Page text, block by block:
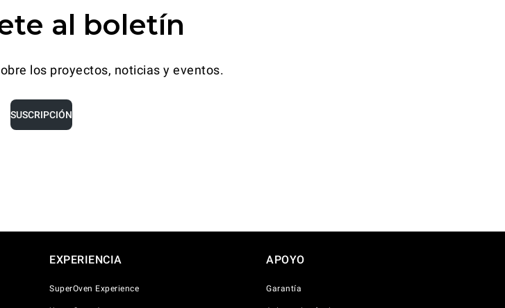
al boletín
los proyectos, noticias y eventos.
SUSCRIPCIÓN
EXPERIENCIA
SuperOven Experience
APOYO
Garantía